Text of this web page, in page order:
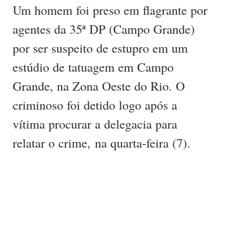
Um homem foi preso em flagrante por
agentes da 35ª DP (Campo Grande)
por ser suspeito de estupro em um
estúdio de tatuagem em Campo
Grande, na Zona Oeste do Rio. O
criminoso foi detido logo após a
vítima procurar a delegacia para
relatar o crime, na quarta-feira (7).